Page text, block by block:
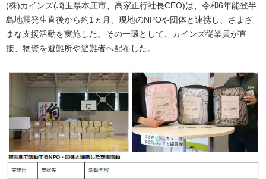
(株)カインズ(埼玉県本庄市、高家正行社長CEO)は、令和6年能登半
島地震発生直後から約1ヵ月、現地のNPOや団体と連携し、さまざ
まな支援活動を実施した。その一環として、カインズ従業員が直
接、物資を避難所や避難者へ配布した。